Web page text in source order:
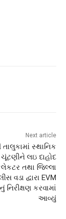
Next article
સ્થાનિક
લઇ દાહોદ
તથા જિલ્લા
વડા દ્વારા EVM
નિરીક્ષણ કરવામાં
આવ્યું